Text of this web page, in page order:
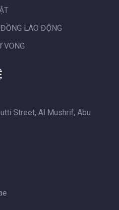
LAO ĐỘNG
VONG
Street, Al Mushrif, Abu